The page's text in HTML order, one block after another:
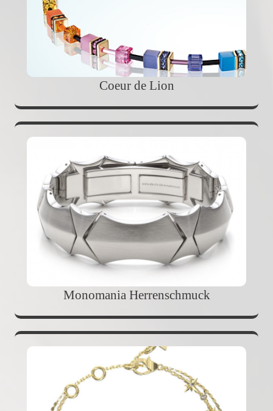
Coeur de Lion
Monomania Herrenschmuck